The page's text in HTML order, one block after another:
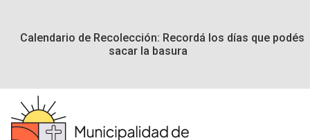
Calendario de Recolección: Recordá los días que podés
sacar la basura